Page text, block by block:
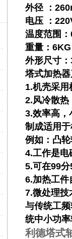
外径 ：
电压 ：
温度范围
重量：6KG
外形尺寸
塔式加热
1.机壳采
2.风冷散热
3.效率高，
制成适用
例如：凸
4.工作是电
5.可在99
6.加热工件
7.微处理技
与传统工
统中小功
利德塔式